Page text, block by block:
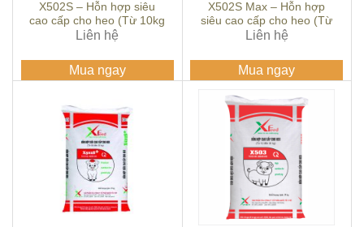
X502S – Hỗn hợp siêu
cao cấp cho heo (Từ 10kg
– 25kg)
Liên hệ
Mua ngay
X502S Max – Hỗn hợp
siêu cao cấp cho heo (Từ
08kg – 20kg)
Liên hệ
Mua ngay